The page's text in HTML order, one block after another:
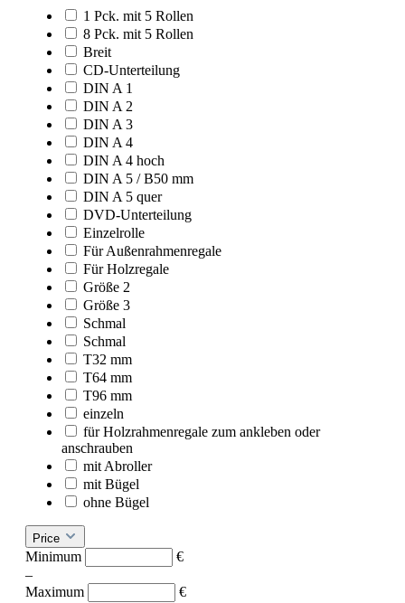
1 Pck. mit 5 Rollen
8 Pck. mit 5 Rollen
Breit
CD-Unterteilung
DIN A 1
DIN A 2
DIN A 3
DIN A 4
DIN A 4 hoch
DIN A 5 / B50 mm
DIN A 5 quer
DVD-Unterteilung
Einzelrolle
Für Außenrahmenregale
Für Holzregale
Größe 2
Größe 3
Schmal
Schmal
T32 mm
T64 mm
T96 mm
einzeln
für Holzrahmenregale zum ankleben oder
anschrauben
mit Abroller
mit Bügel
ohne Bügel
Price
Minimum
€
–
Maximum
€